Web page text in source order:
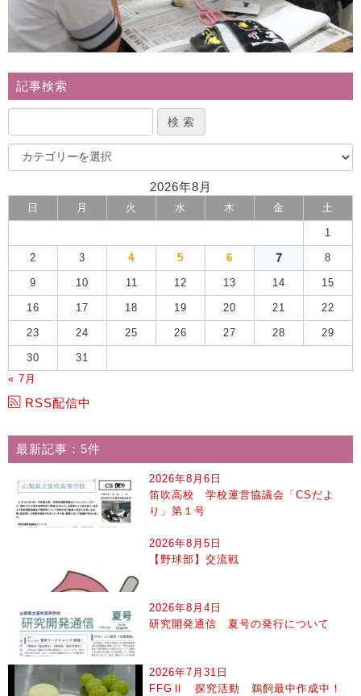
記事検索
2026年8月
日 月 火 水 木 金 土
1
2 3 4 5 6 7 8
9 10 11 12 13 14 15
16 17 18 19 20 21 22
23 24 25 26 27 28 29
30
31
« 7月
RSS配信中
最新記事：5件
2026年8月6日
笛吹高校 学校運営協議会「CSだよ
り」第１号
2026年8月5日
【野球部】交流戦
2026年8月4日
研究開発通信 夏号の発行について
2026年7月31日
FFGⅡ 探究活動 鵜飼最中作成中！